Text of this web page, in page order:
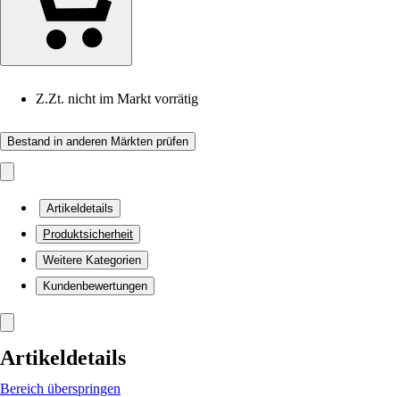
Z.Zt. nicht im Markt vorrätig
Bestand in anderen Märkten prüfen
Artikeldetails
Produktsicherheit
Weitere Kategorien
Kundenbewertungen
Artikeldetails
Bereich überspringen